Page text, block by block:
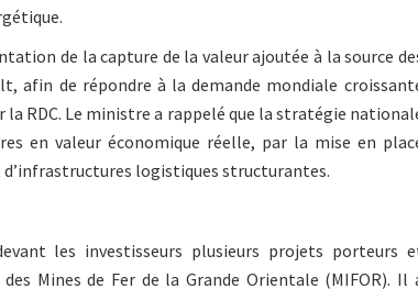
de la capture de la valeur ajoutée à la source
afin de répondre à la demande mondiale
RDC. Le ministre a rappelé que la stratégie
en valeur économique réelle, par la mise en
logistiques structurantes.
les investisseurs plusieurs projets porteurs
Mines de Fer de la Grande Orientale (MIFOR). Il